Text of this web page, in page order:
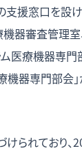
援窓口を設け
器審査管理室
医療機器専
器専門部会」
られており、